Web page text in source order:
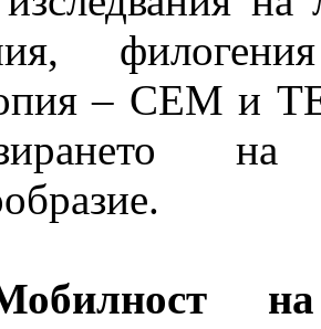
– СЕМ и